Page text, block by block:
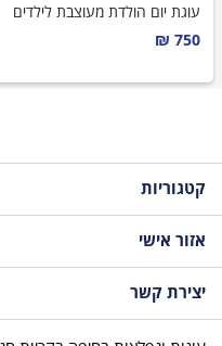
עוגת יום הולדת מעוצבת לילדים
750 ₪
קטגוריות
עוגות לקטנטנים
עוגות לבנות
אזור אישי
עגלת קניות
יצירת קשר